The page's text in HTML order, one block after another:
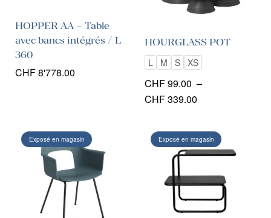
HOPPER AA – Table
avec bancs intégrés / L
360
CHF8'778.00
HOURGLASS POT
L
M S XS
CHF99.00 –
CHF339.00
prix :
CHF 99.00
CHF 339.00
Exposé en magasin Exposé en magasin